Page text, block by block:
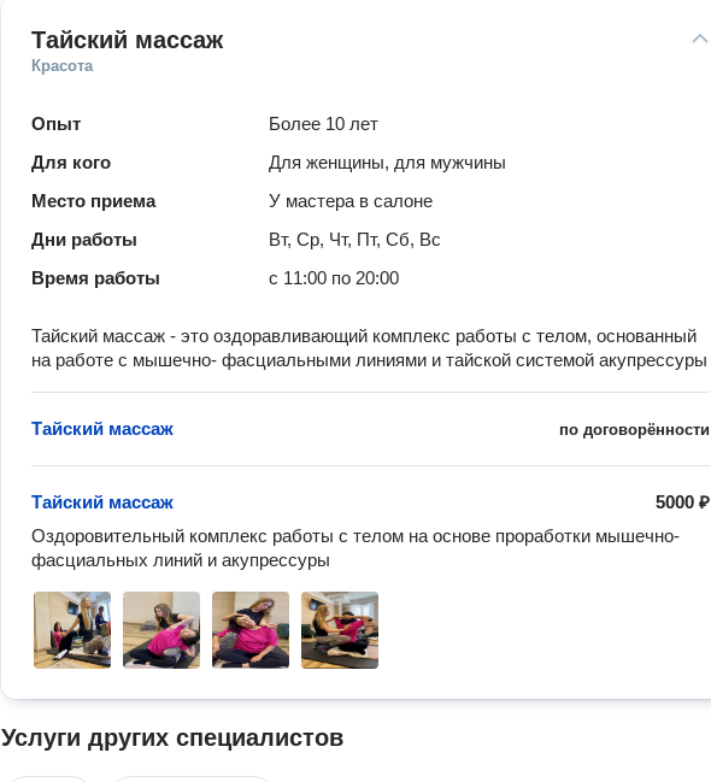
Тайский массаж
Красота
Опыт
Более 10 лет
Для кого
Для женщины, для мужчины
Место приема
У мастера в салоне
Дни работы
Вт, Ср, Чт, Пт, Сб, Вс
Время работы
с 11:00 по 20:00
Тайский массаж - это оздоравливающий комплекс работы с телом, основанный
на работе с мышечно- фасциальными линиями и тайской системой акупрессуры
по договорённости
Тайский массаж
5000 ₽
Тайский массаж
Оздоровительный комплекс работы с телом на основе проработки мышечно-
фасциальных линий и акупрессуры
Услуги других специалистов